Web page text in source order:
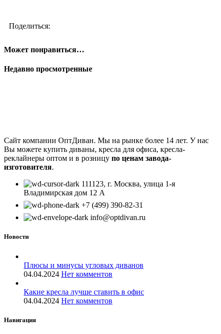
Поделиться:
Может понравиться…
Недавно просмотренные
Сайт компании ОптДиван. Мы на рынке более 14 лет. У нас
Вы можете купить диваны, кресла для офиса, кресла-
реклайнеры оптом и в розницу по ценам завода-
изготовителя.
111123, г. Москва, улица 1-я
Владимирская дом 12 А
+7 (499) 390-82-31
info@optdivan.ru
Новости
Плюсы и минусы угловых диванов
04.04.2024 Нет комментов
Какие кресла лучше ставить в офис
04.04.2024 Нет комментов
Навигация